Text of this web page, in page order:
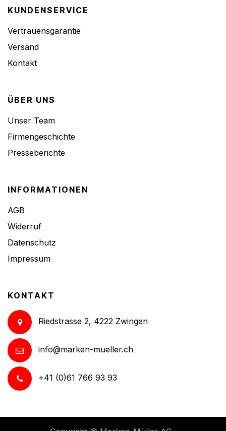
KUNDENSERVICE
Vertrauensgarantie
Versand
Kontakt
ÜBER UNS
Unser Team
Firmengeschichte
Presseberichte
INFORMATIONEN
AGB
Widerruf
Datenschutz
Impressum
KONTAKT
Riedstrasse 2, 4222 Zwingen
info@marken-mueller.ch
+41 (0)61 766 93 93